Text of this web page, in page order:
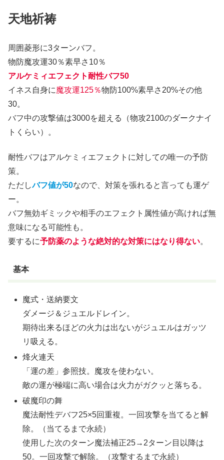
天地祈祷
周囲菱形に3ターンバフ。
物防魔攻運30％素早さ10％
アルケミィエフェクト耐性バフ50
イネス自身に魔攻運125％物防100%素早さ20%その他
30。
バフ中の攻撃値は3000を超える（物攻2100のダークナイ
トくらい）。
耐性バフはアルケミィエフェクトに対しての唯一の予防
策。
ただしバフ値が50なので、対策を張れると言っても運ゲ
ー。
バフ無効ギミックや相手のエフェクト属性値が高ければ無
意味になる可能性も。
要するに予防薬のような絶対的な対策にはなり得ない。
基本
魔式・送納要文
ダメージ＆ジュエルドレイン。
期待出来るほどの火力は出ないがジュエルはガッツ
リ吸える。
烽火連天
「運の差」参照技。魔攻を使わない。
敵の運が極端に高い場合は火力がガクッと落ちる。
破魔印の舞
魔法耐性デバフ25×5回重複。一回攻撃を当てると解
除。（当てるまで永続）
使用した次のターン魔法補正25→2ターン目以降は
50。一回攻撃で解除。（攻撃するまで永続）